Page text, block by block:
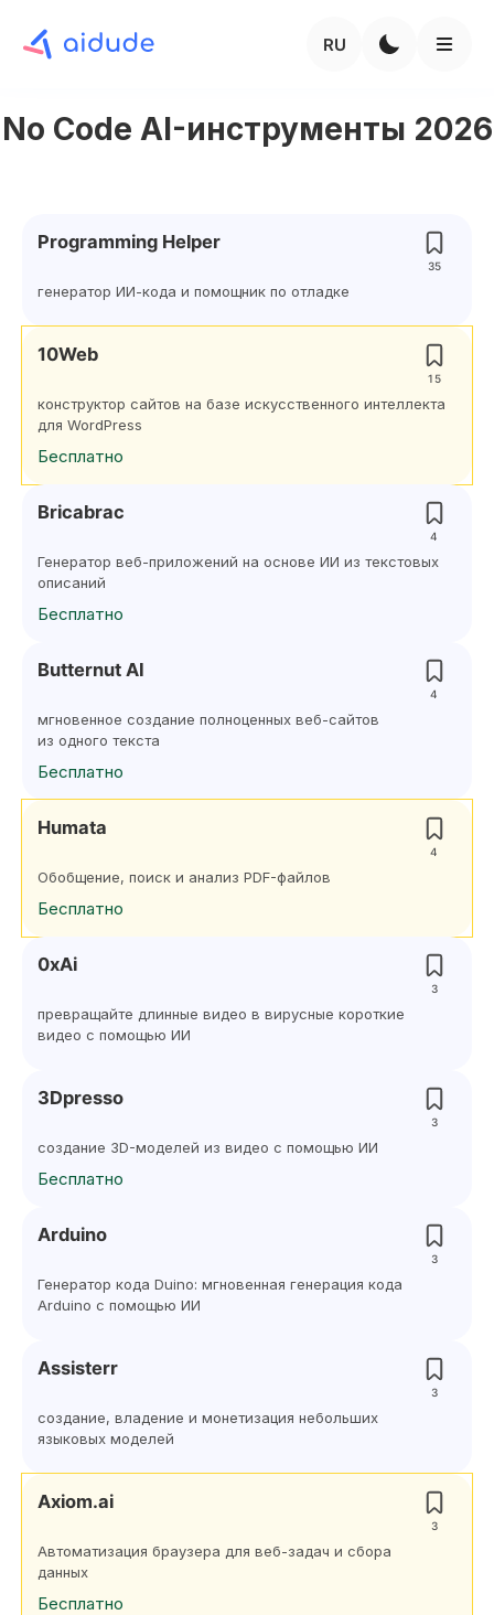
RU
No Code AI-инструменты 2026
Programming Helper
35
генератор ИИ-кода и помощник по отладке
10Web
15
конструктор сайтов на базе искусственного интеллекта
для WordPress
Бесплатно
Bricabrac
4
Генератор веб-приложений на основе ИИ из текстовых
описаний
Бесплатно
Butternut AI
4
мгновенное создание полноценных веб-сайтов
из одного текста
Бесплатно
Humata
4
Обобщение, поиск и анализ PDF-файлов
Бесплатно
0xAi
3
превращайте длинные видео в вирусные короткие
видео с помощью ИИ
3Dpresso
3
создание 3D-моделей из видео с помощью ИИ
Бесплатно
Arduino
3
Генератор кода Duino: мгновенная генерация кода
Arduino с помощью ИИ
Assisterr
3
создание, владение и монетизация небольших
языковых моделей
Axiom.ai
3
Автоматизация браузера для веб-задач и сбора
данных
Бесплатно